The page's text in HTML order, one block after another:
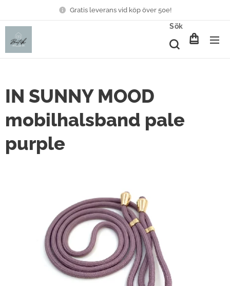
Gratis leverans vid köp över 50e!
Sök
IN SUNNY MOOD
mobilhalsband pale
purple